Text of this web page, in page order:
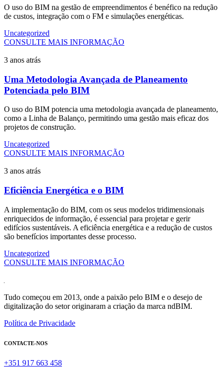
O uso do BIM na gestão de empreendimentos é benéfico na redução
de custos, integração com o FM e simulações energéticas.
Uncategorized
CONSULTE MAIS INFORMAÇÃO
3 anos atrás
Uma Metodologia Avançada de Planeamento
Potenciada pelo BIM
O uso do BIM potencia uma metodologia avançada de planeamento,
como a Linha de Balanço, permitindo uma gestão mais eficaz dos
projetos de construção.
Uncategorized
CONSULTE MAIS INFORMAÇÃO
3 anos atrás
Eficiência Energética e o BIM
A implementação do BIM, com os seus modelos tridimensionais
enriquecidos de informação, é essencial para projetar e gerir
edifícios sustentáveis. A eficiência energética e a redução de custos
são benefícios importantes desse processo.
Uncategorized
CONSULTE MAIS INFORMAÇÃO
Tudo começou em 2013, onde a paixão pelo BIM e o desejo de
digitalização do setor originaram a criação da marca ndBIM.
Política de Privacidade
CONTACTE-NOS
+351 917 663 458